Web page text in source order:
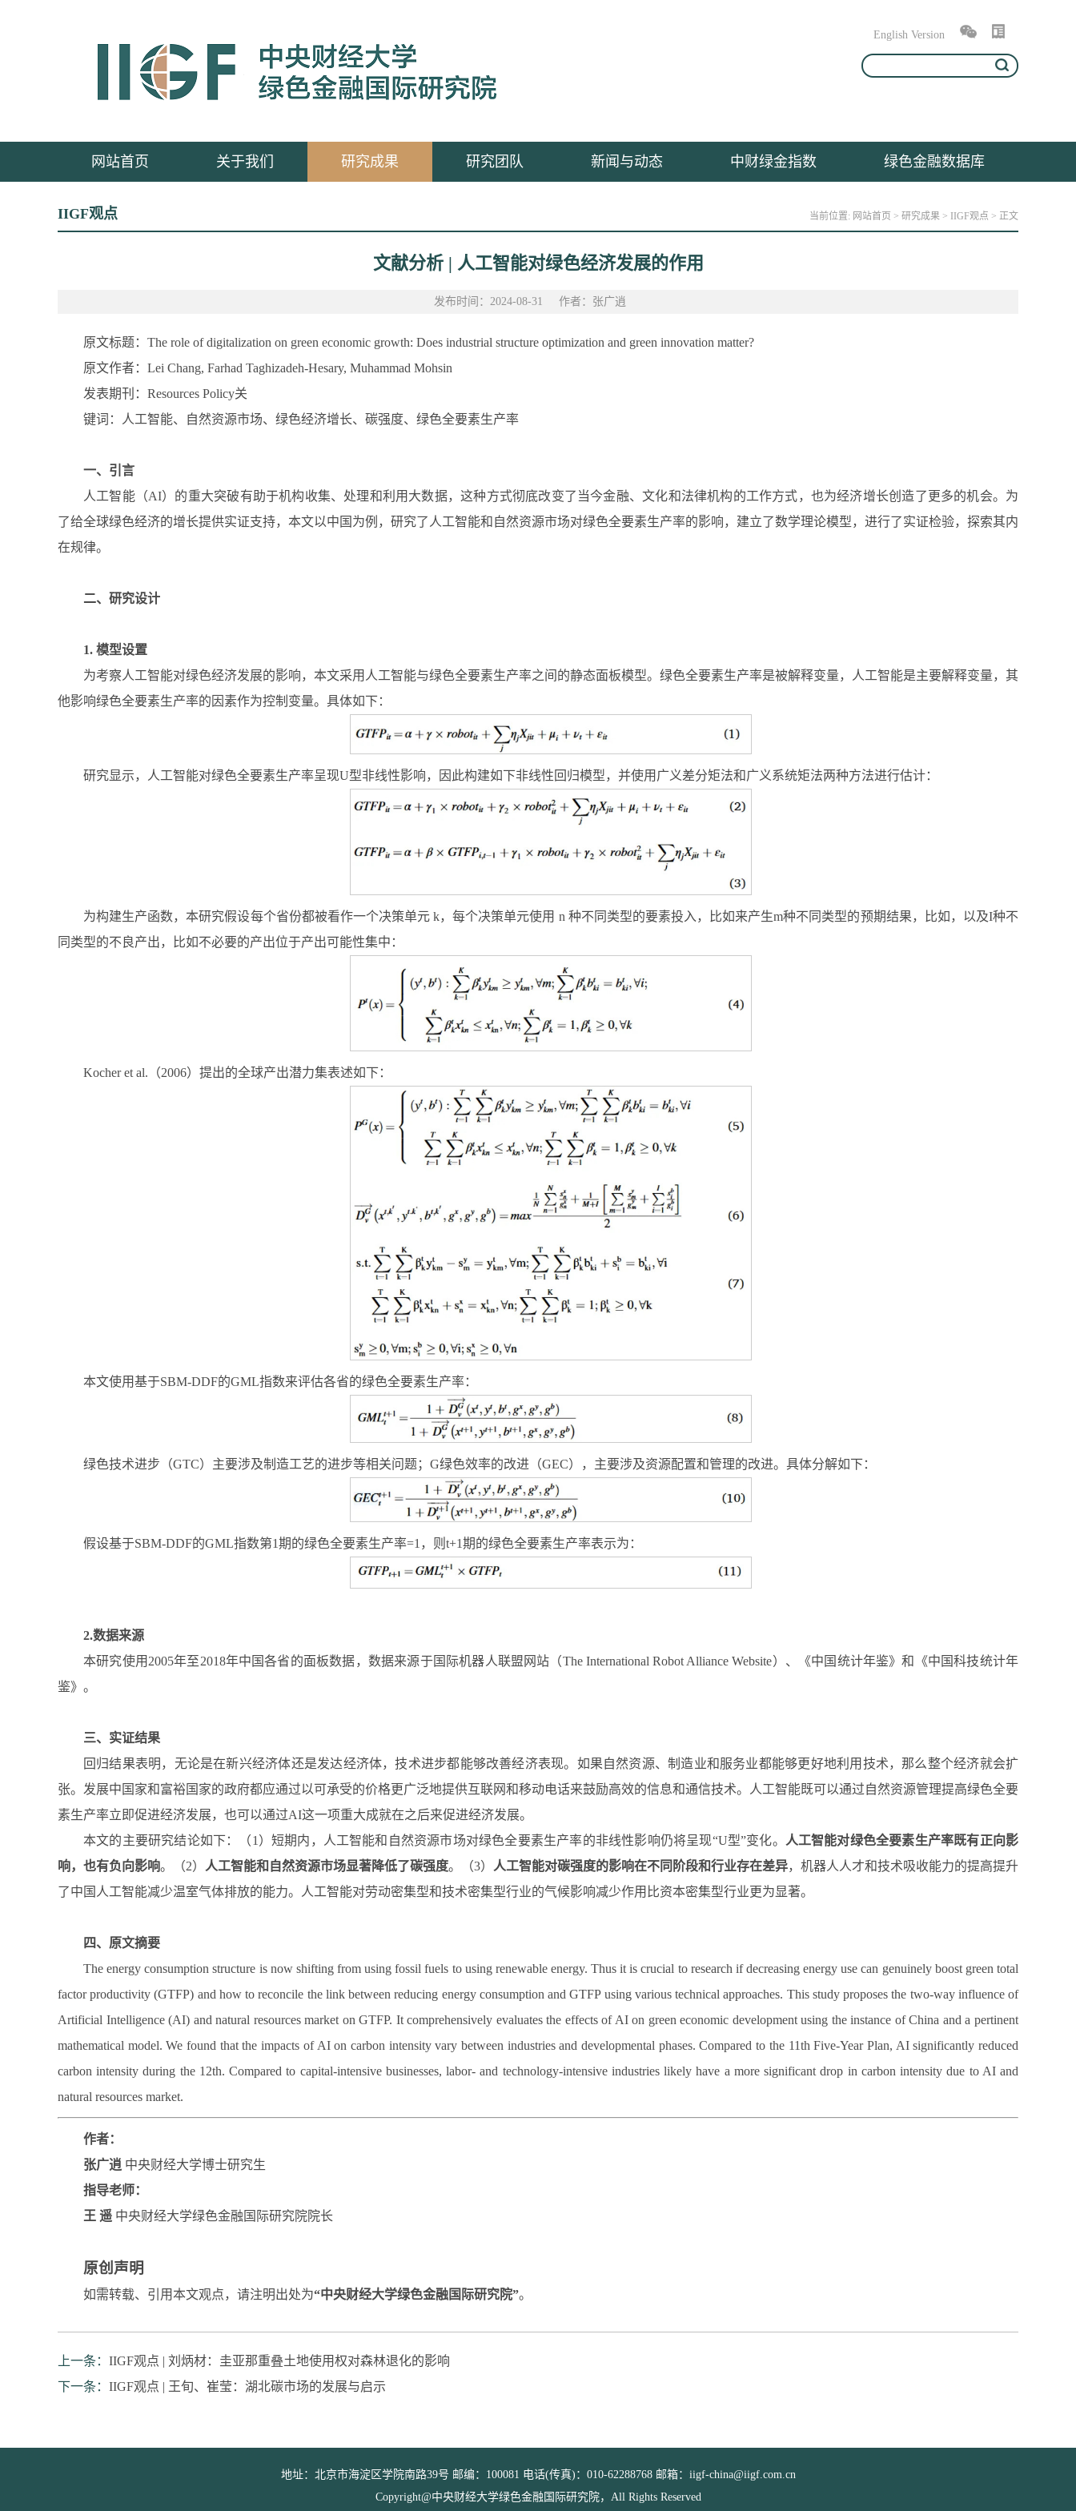
English Version
网站首页 关于我们 研究成果 研究团队 新闻与动态 中财绿金指数 绿色金融数据库
IIGF观点 当前位置: 网站首页 > 研究成果 > IIGF观点 > 正文
文献分析 | 人工智能对绿色经济发展的作用
发布时间：2024-08-31 作者：张广逍
原文标题：The role of digitalization on green economic growth: Does industrial structure optimization and green innovation matter?
原文作者：Lei Chang, Farhad Taghizadeh-Hesary, Muhammad Mohsin
发表期刊：Resources Policy关
键词：人工智能、自然资源市场、绿色经济增长、碳强度、绿色全要素生产率
一、引言
人工智能（AI）的重大突破有助于机构收集、处理和利用大数据，这种方式彻底改变了当今金融、文化和法律机构的工作方式，也为经济增长创造了更多的机会。为
了给全球绿色经济的增长提供实证支持，本文以中国为例，研究了人工智能和自然资源市场对绿色全要素生产率的影响，建立了数学理论模型，进行了实证检验，探索其内
在规律。
二、研究设计
1. 模型设置
为考察人工智能对绿色经济发展的影响，本文采用人工智能与绿色全要素生产率之间的静态面板模型。绿色全要素生产率是被解释变量，人工智能是主要解释变量，其
他影响绿色全要素生产率的因素作为控制变量。具体如下：
研究显示，人工智能对绿色全要素生产率呈现U型非线性影响，因此构建如下非线性回归模型，并使用广义差分矩法和广义系统矩法两种方法进行估计：
为构建生产函数，本研究假设每个省份都被看作一个决策单元 k，每个决策单元使用 n 种不同类型的要素投入，比如来产生m种不同类型的预期结果，比如，以及I种不
同类型的不良产出，比如不必要的产出位于产出可能性集中：
Kocher et al.（2006）提出的全球产出潜力集表述如下：
本文使用基于SBM-DDF的GML指数来评估各省的绿色全要素生产率：
绿色技术进步（GTC）主要涉及制造工艺的进步等相关问题；G绿色效率的改进（GEC），主要涉及资源配置和管理的改进。具体分解如下：
假设基于SBM-DDF的GML指数第1期的绿色全要素生产率=1，则t+1期的绿色全要素生产率表示为：
2.数据来源
本研究使用2005年至2018年中国各省的面板数据，数据来源于国际机器人联盟网站（The International Robot Alliance Website）、《中国统计年鉴》和《中国科技统计年
鉴》。
三、实证结果
回归结果表明，无论是在新兴经济体还是发达经济体，技术进步都能够改善经济表现。如果自然资源、制造业和服务业都能够更好地利用技术，那么整个经济就会扩
张。发展中国家和富裕国家的政府都应通过以可承受的价格更广泛地提供互联网和移动电话来鼓励高效的信息和通信技术。人工智能既可以通过自然资源管理提高绿色全要
素生产率立即促进经济发展，也可以通过AI这一项重大成就在之后来促进经济发展。
本文的主要研究结论如下：（1）短期内，人工智能和自然资源市场对绿色全要素生产率的非线性影响仍将呈现“U型”变化。
人工智能对绿色全要素生产率既有正向影
响，也有负向影响。（2） 人工智能和自然资源市场显著降低了碳强度。（3） 人工智能对碳强度的影响在不同阶段和行业存在差异，机器人人才和技术吸收能力的提高提升
了中国人工智能减少温室气体排放的能力。人工智能对劳动密集型和技术密集型行业的气候影响减少作用比资本密集型行业更为显著。
四、原文摘要
The energy consumption structure is now shifting from using fossil fuels to using renewable energy. Thus it is crucial to research if decreasing energy use can genuinely boost green total
factor productivity (GTFP) and how to reconcile the link between reducing energy consumption and GTFP using various technical approaches. This study proposes the two-way influence of
Artificial Intelligence (AI) and natural resources market on GTFP. It comprehensively evaluates the effects of AI on green economic development using the instance of China and a pertinent
mathematical model. We found that the impacts of AI on carbon intensity vary between industries and developmental phases. Compared to the 11th Five-Year Plan, AI significantly reduced
carbon intensity during the 12th. Compared to capital-intensive businesses, labor- and technology-intensive industries likely have a more significant drop in carbon intensity due to AI and
natural resources market.
作者：
张广逍 中央财经大学博士研究生
指导老师：
王 遥 中央财经大学绿色金融国际研究院院长
原创声明
如需转载、引用本文观点，请注明出处为“中央财经大学绿色金融国际研究院”。
上一条： IIGF观点 | 刘炳材：圭亚那重叠土地使用权对森林退化的影响
下一条： IIGF观点 | 王旬、崔莹：湖北碳市场的发展与启示
地址：北京市海淀区学院南路39号 邮编：100081 电话(传真)：010-62288768 邮箱：iigf-china@iigf.com.cn
Copyright@中央财经大学绿色金融国际研究院，All Rights Reserved